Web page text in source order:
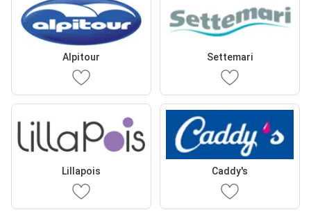
Alpitour Settemari
Lillapois Caddy's